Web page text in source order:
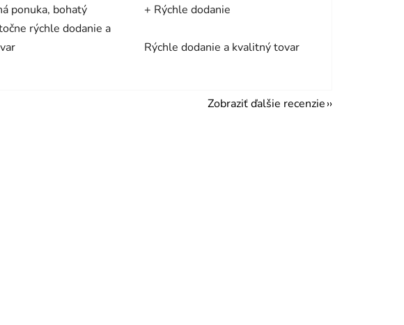
ponuka, bohatý
rýchle dodanie a
+ Rýchle dodanie
Rýchle dodanie a kvalitný tovar
Zobraziť ďalšie recenzie